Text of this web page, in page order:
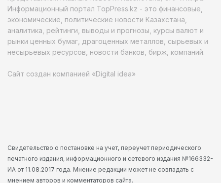
Информационный портал TopPress.kz - это финансовые,
экономические, политические новости Казахстана,
аналитика, рейтинги, выводы и прогнозы, курсы валют и
рынки ценных бумаг, драгоценных металлов, сырьевых и
несырьевых ресурсов, новости банков, бирж, компаний.
Сайт создан компанией «Digital idea»
Свидетельство о постановке на учет, переучет периодического
печатного издания, информационного и сетевого издания №166332-
ИА от 11.08.2017 года. Мнение редакции может не совпадать с
мнением авторов и комментаторов сайта.